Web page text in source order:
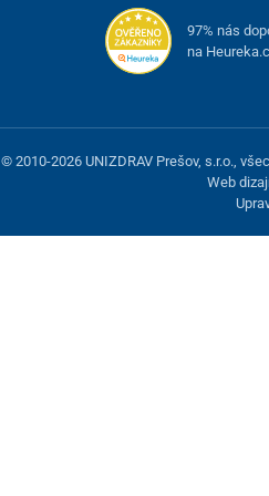
97% nás
na
© 2010-2026 UNIZDRAV Prešov, s.r.o.,
Web